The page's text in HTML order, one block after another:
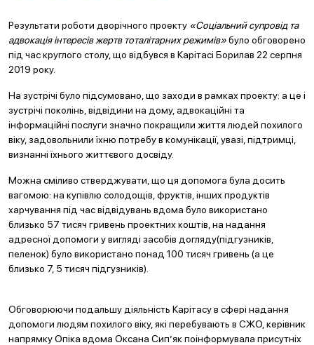
Результати роботи дворічного проекту «Соціальний супровід та
адвокація інтересів жертв тоталітарних режимів»було обговорено
під час круглого столу, що відбувся в Карітасі Борилав 22 серпня
2019 року.
На зустрічі було підсумовано, що заходи в рамках проекту: а це і
зустрічі поколінь, відвідини на дому, адвокаційні та
інформаційні послуги значно покращили життя людей похилого
віку, задовольнили їхню потребу в комунікації, увазі, підтримці,
визнанні їхнього життєвого досвіду.
Можна сміливо стверджувати, що ця допомога була досить
вагомою: на купівлю солодощів, фруктів, інших продуктів
харчування під час відвідувань вдома було використано
близько 57 тисяч гривень проектних коштів, на надання
адресної допомоги у вигляді засобів догляду(підгузників,
пеленок) було використано понад 100 тисяч гривень (а це
близько 7, 5 тисяч підгузників).
Обговорюючи подальшу діяльність Карітасу в сфері надання
допомоги людям похилого віку, які перебувають в СЖО, керівник
напрямку Опіка вдома Оксана Сип’як поінформувала присутніх